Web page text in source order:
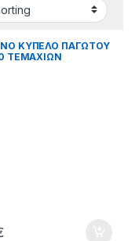
ΚΥΠΕΛΟ ΠΑΓΩΤΟΥ
ΤΕΜΑΧΙΩΝ